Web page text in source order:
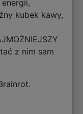
kubek kawy,
z nim sam